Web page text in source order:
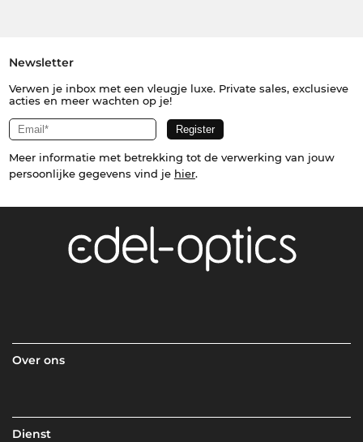
Newsletter
Verwen je inbox met een vleugje luxe. Private sales, exclusieve
acties en meer wachten op je!
Meer informatie met betrekking tot de verwerking van jouw
persoonlijke gegevens vind je hier.
Over ons
Dienst